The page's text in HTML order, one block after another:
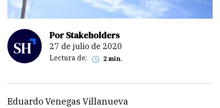
Por Stakeholders
27 de julio de 2020
Lectura de: 2 min.
Eduardo Venegas Villanueva